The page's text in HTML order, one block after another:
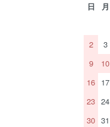
日 月
2
3
9
10
16 17
23 24
30 31